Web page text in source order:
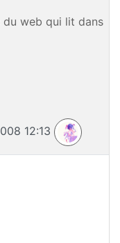
du web qui lit dans
12:13